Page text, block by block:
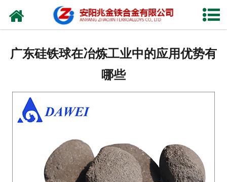
网站首页
产品中心
视频中心
联系我们
广东硅铁球在冶炼工业中的应用优势有
哪些